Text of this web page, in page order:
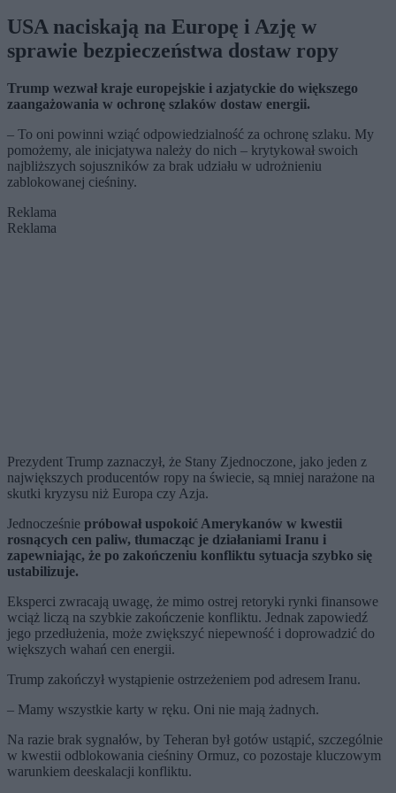
USA naciskają na Europę i Azję w
sprawie bezpieczeństwa dostaw ropy
Trump wezwał kraje europejskie i azjatyckie do większego
zaangażowania w ochronę szlaków dostaw energii.
– To oni powinni wziąć odpowiedzialność za ochronę szlaku. My
pomożemy, ale inicjatywa należy do nich – krytykował swoich
najbliższych sojuszników za brak udziału w udrożnieniu
zablokowanej cieśniny.
Reklama
Reklama
Prezydent Trump zaznaczył, że Stany Zjednoczone, jako jeden z
największych producentów ropy na świecie, są mniej narażone na
skutki kryzysu niż Europa czy Azja.
Jednocześnie próbował uspokoić Amerykanów w kwestii
rosnących cen paliw, tłumacząc je działaniami Iranu i
zapewniając, że po zakończeniu konfliktu sytuacja szybko się
ustabilizuje.
Eksperci zwracają uwagę, że mimo ostrej retoryki rynki finansowe
wciąż liczą na szybkie zakończenie konfliktu. Jednak zapowiedź
jego przedłużenia, może zwiększyć niepewność i doprowadzić do
większych wahań cen energii.
Trump zakończył wystąpienie ostrzeżeniem pod adresem Iranu.
– Mamy wszystkie karty w ręku. Oni nie mają żadnych.
Na razie brak sygnałów, by Teheran był gotów ustąpić, szczególnie
w kwestii odblokowania cieśniny Ormuz, co pozostaje kluczowym
warunkiem deeskalacji konfliktu.